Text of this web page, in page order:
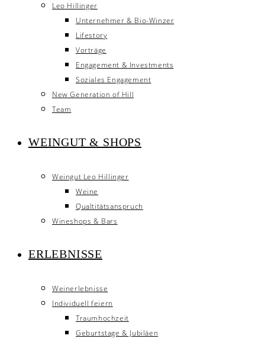
Leo Hillinger
Unternehmer & Bio-Winzer
Lifestory
Vorträge
Engagement & Investments
Soziales Engagement
New Generation of Hill
Team
WEINGUT & SHOPS
Weingut Leo Hillinger
Weine
Qualtitätsanspruch
Wineshops & Bars
ERLEBNISSE
Weinerlebnisse
Individuell feiern
Traumhochzeit
Geburtstage & Jubiläen